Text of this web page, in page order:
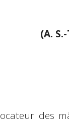
(A.
des